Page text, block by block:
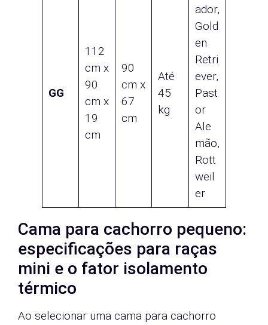
GG
112
cm x
90
cm x
19
cm
90
cm x
67
cm
Até
45
kg
ador,
Gold
en
Retri
ever,
Past
or
Ale
mão,
Rott
weil
er
Cama para cachorro pequeno:
especificações para raças
mini e o fator isolamento
térmico
Ao selecionar uma cama para cachorro